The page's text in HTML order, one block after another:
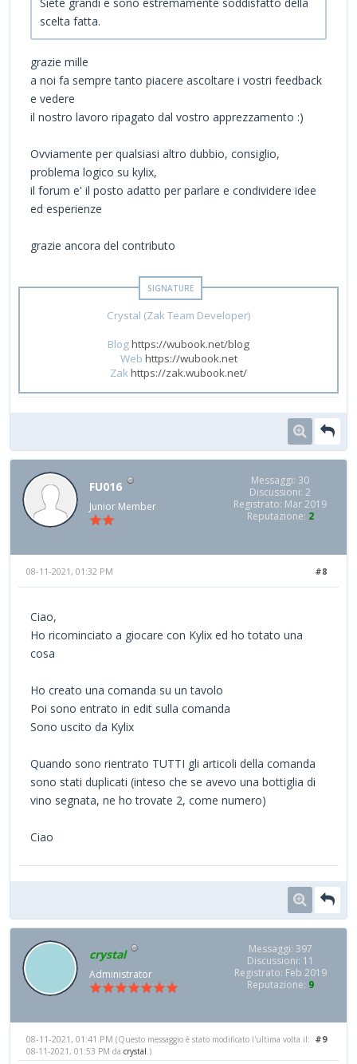
Siete grandi e sono estremamente soddisfatto della
scelta fatta.
grazie mille
a noi fa sempre tanto piacere ascoltare i vostri feedback
e vedere
il nostro lavoro ripagato dal vostro apprezzamento :)
Ovviamente per qualsiasi altro dubbio, consiglio,
problema logico su kylix,
il forum e' il posto adatto per parlare e condividere idee
ed esperienze
grazie ancora del contributo
Crystal (Zak Team Developer)
Bloghttps://wubook.net/blog
Web https://wubook.net
Zakhttps://zak.wubook.net/
FU016
Junior Member
Messaggi: 30
Discussioni: 2
Registrato: Mar 2019
Reputazione: 2
#8
08-11-2021, 01:32 PM
Ciao,
Ho ricominciato a giocare con Kylix ed ho totato una
cosa
Ho creato una comanda su un tavolo
Poi sono entrato in edit sulla comanda
Sono uscito da Kylix
Quando sono rientrato TUTTI gli articoli della comanda
sono stati duplicati (inteso che se avevo una bottiglia di
vino segnata, ne ho trovate 2, come numero)
Ciao
crystal
Administrator
Messaggi: 397
Discussioni: 11
Registrato: Feb 2019
Reputazione: 9
#9
08-11-2021, 01:41 PM (Questo messaggio è stato modificato l'ultima volta il:
08-11-2021, 01:53 PM da crystal.)